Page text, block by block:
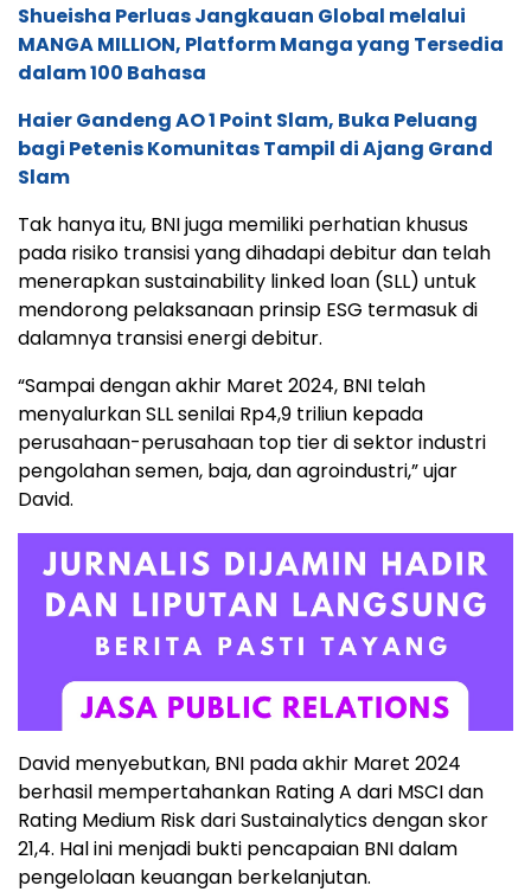
Shueisha Perluas Jangkauan Global melalui
MANGA MILLION, Platform Manga yang Tersedia
dalam 100 Bahasa
Haier Gandeng AO 1 Point Slam, Buka Peluang
bagi Petenis Komunitas Tampil di Ajang Grand
Slam
Tak hanya itu, BNI juga memiliki perhatian khusus
pada risiko transisi yang dihadapi debitur dan telah
menerapkan sustainability linked loan (SLL) untuk
mendorong pelaksanaan prinsip ESG termasuk di
dalamnya transisi energi debitur.
“Sampai dengan akhir Maret 2024, BNI telah
menyalurkan SLL senilai Rp4,9 triliun kepada
perusahaan-perusahaan top tier di sektor industri
pengolahan semen, baja, dan agroindustri,” ujar
David.
David menyebutkan, BNI pada akhir Maret 2024
berhasil mempertahankan Rating A dari MSCI dan
Rating Medium Risk dari Sustainalytics dengan skor
21,4. Hal ini menjadi bukti pencapaian BNI dalam
pengelolaan keuangan berkelanjutan.